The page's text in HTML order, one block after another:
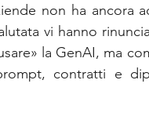
non ha ancora
vi hanno
la GenAI, ma
contratti e